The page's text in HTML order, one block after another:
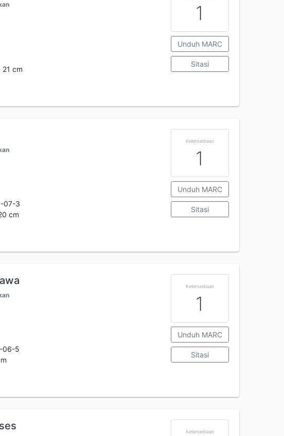
cm
1
Unduh MARC
Sitasi
07-3
cm
Ketersediaan
1
Unduh MARC
Sitasi
06-5
Ketersediaan
1
Unduh MARC
Sitasi
Ketersediaan